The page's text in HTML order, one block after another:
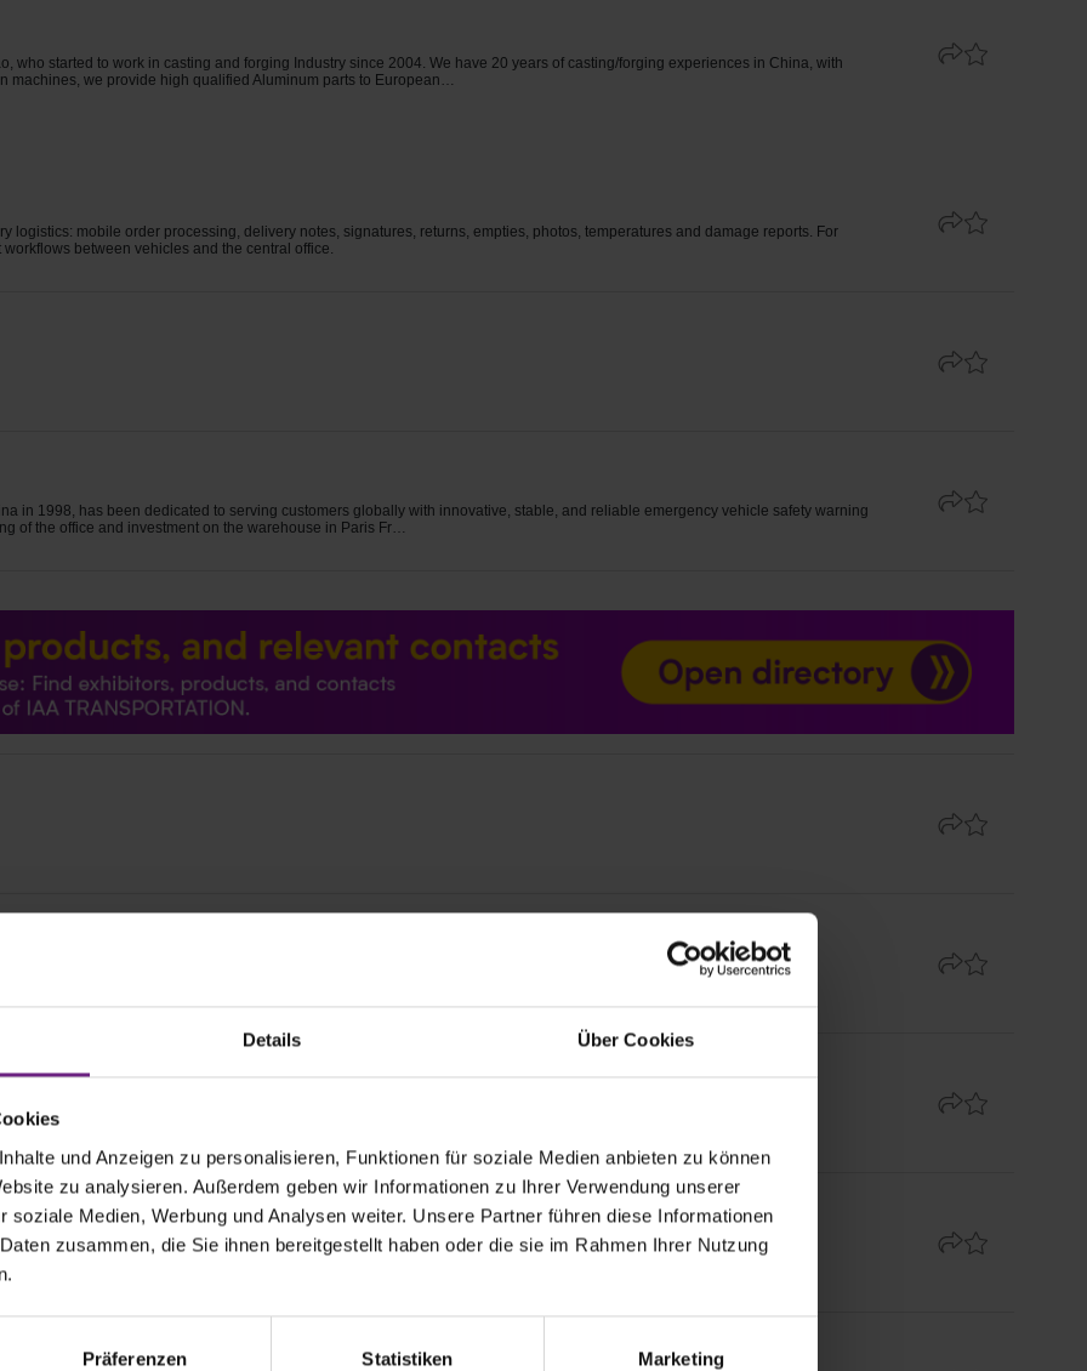
Details Über Cookies
und Anzeigen zu personalisieren, Funktionen für soziale Medien anbieten zu können
zu analysieren. Außerdem geben wir Informationen zu Ihrer Verwendung unserer
soziale Medien, Werbung und Analysen weiter. Unsere Partner führen diese Informationen
zusammen, die Sie ihnen bereitgestellt haben oder die sie im Rahmen Ihrer Nutzung
Präferenzen Statistiken Marketing